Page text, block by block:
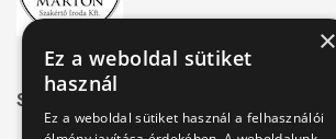
Széchenyi 2020
×
Ez a weboldal sütiket
használ
Ez a weboldal sütiket használ a felhasználói